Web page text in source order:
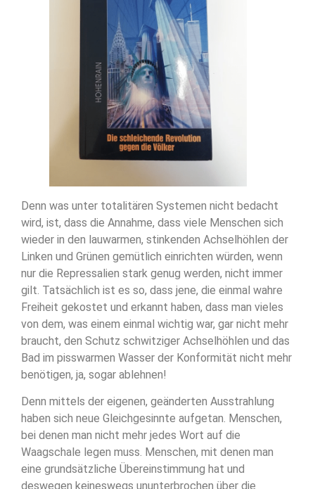
Denn was unter totalitären Systemen nicht bedacht
wird, ist, dass die Annahme, dass viele Menschen sich
wieder in den lauwarmen, stinkenden Achselhöhlen der
Linken und Grünen gemütlich einrichten würden, wenn
nur die Repressalien stark genug werden, nicht immer
gilt. Tatsächlich ist es so, dass jene, die einmal wahre
Freiheit gekostet und erkannt haben, dass man vieles
von dem, was einem einmal wichtig war, gar nicht mehr
braucht, den Schutz schwitziger Achselhöhlen und das
Bad im pisswarmen Wasser der Konformität nicht mehr
benötigen, ja, sogar ablehnen!
Denn mittels der eigenen, geänderten Ausstrahlung
haben sich neue Gleichgesinnte aufgetan. Menschen,
bei denen man nicht mehr jedes Wort auf die
Waagschale legen muss. Menschen, mit denen man
eine grundsätzliche Übereinstimmung hat und
deswegen keineswegs ununterbrochen über die